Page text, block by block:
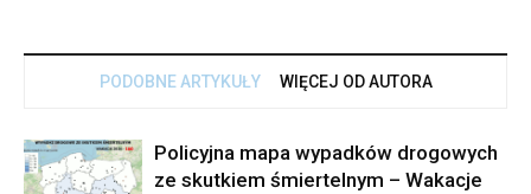
PODOBNE ARTYKUŁY WIĘCEJ OD AUTORA
Policyjna mapa wypadków drogowych
ze skutkiem śmiertelnym – Wakacje